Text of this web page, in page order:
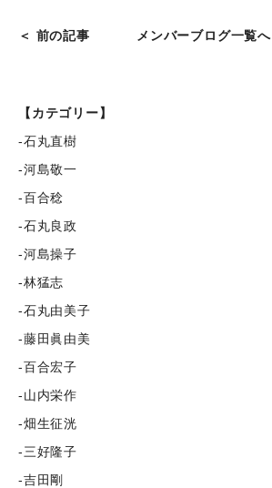
＜ 前の記事 メンバーブログ一覧へ
【カテゴリー】
-石丸直樹
-河島敬一
-百合稔
-石丸良政
-河島操子
-林猛志
-石丸由美子
-藤田眞由美
-百合宏子
-山内栄作
-畑生征洸
-三好隆子
-吉田剛